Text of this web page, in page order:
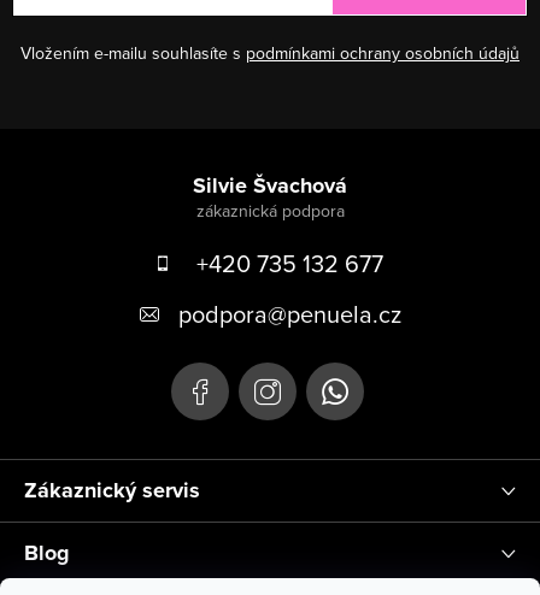
Vložením e-mailu souhlasíte s podmínkami ochrany osobních údajů
Silvie Švachová
+420 735 132 677
podpora@penuela.cz
Zákaznický servis
Blog